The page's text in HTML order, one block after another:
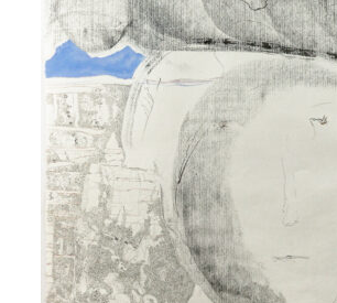
Unsere Angebote
Aktuelles
Über uns
Publikationen